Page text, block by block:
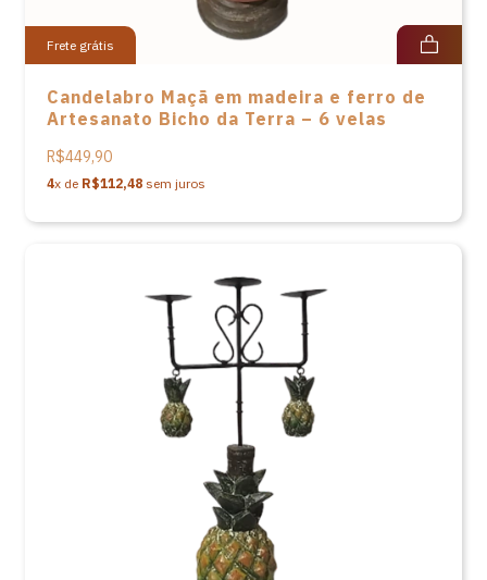
Frete grátis
Candelabro Maçã em madeira e ferro de
Artesanato Bicho da Terra – 6 velas
R$449,90
4x de R$112,48 sem juros